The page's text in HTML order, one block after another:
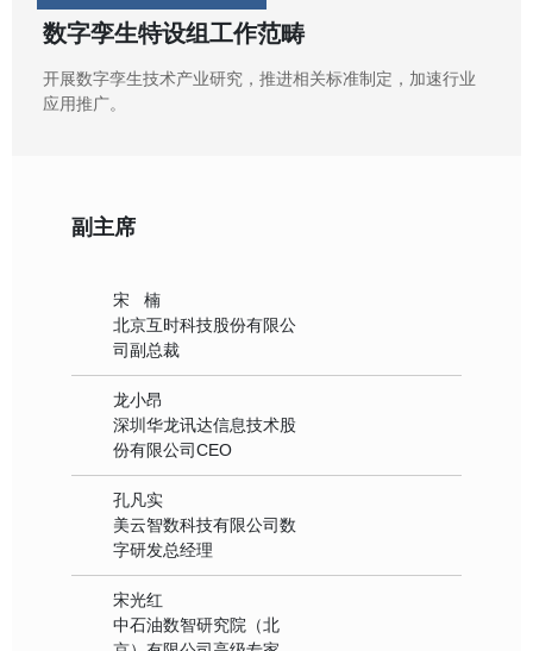
数字孪生特设组工作范畴
开展数字孪生技术产业研究，推进相关标准制定，加速行业
应用推广。
副主席
宋 楠
北京互时科技股份有限公
司副总裁
龙小昂
深圳华龙讯达信息技术股
份有限公司CEO
孔凡实
美云智数科技有限公司数
字研发总经理
宋光红
中石油数智研究院（北